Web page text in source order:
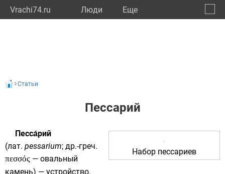
Vrachi74.ru Люди Eще
Статьи
Пессарий
Набор пессариев
Песса́рий
(лат. pessarium; др.-греч.
πεσσός — овальный
камень) — устройство,